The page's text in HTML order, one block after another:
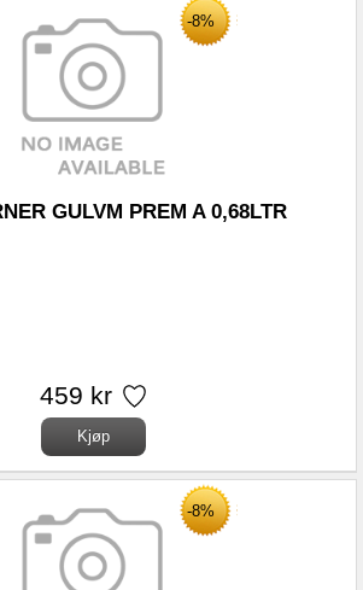
-8%
GULVM PREM A 0,68LTR
459 kr
-8%